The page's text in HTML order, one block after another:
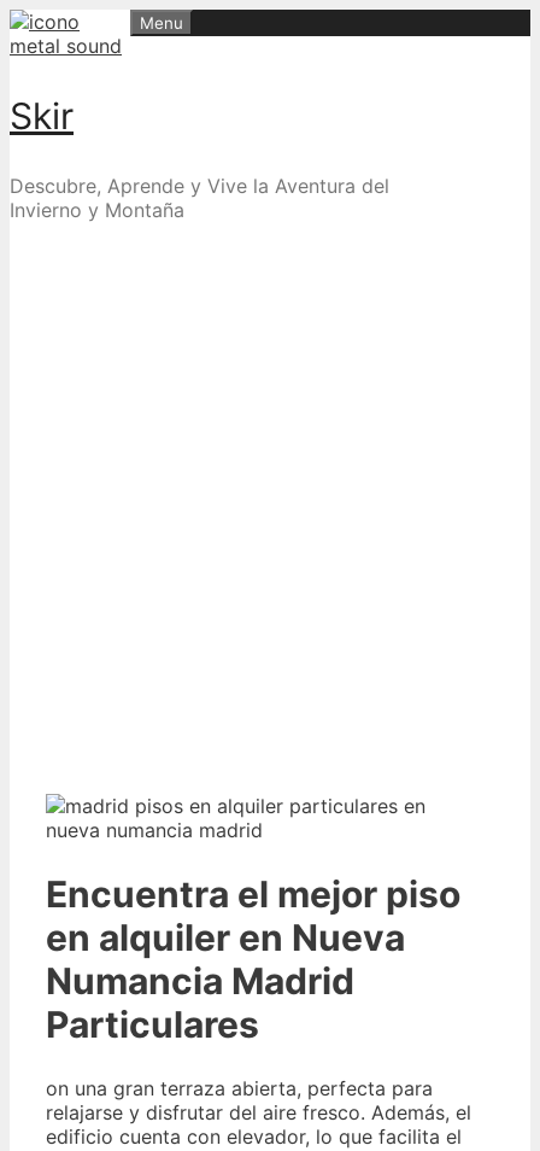
Skip
to
Skir
Descubre, Aprende y Vive la Aventura del
Invierno y Montaña
Menu
Encuentra el mejor piso
en alquiler en Nueva
Numancia Madrid
Particulares
on una gran terraza abierta, perfecta para
relajarse y disfrutar del aire fresco. Además, el
edificio cuenta con elevador, lo que facilita el